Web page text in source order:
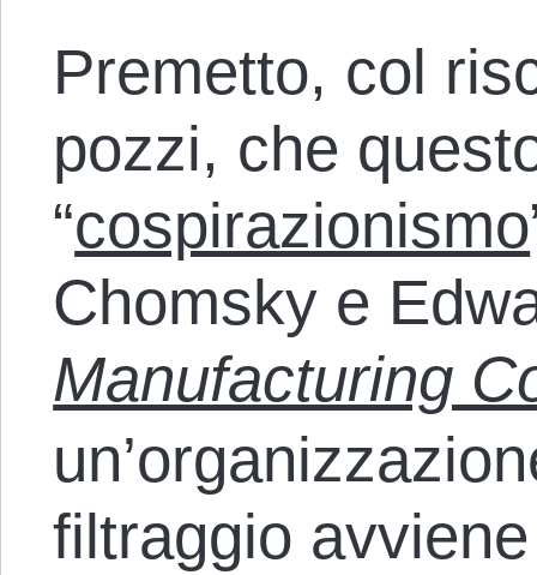
Premetto, col
pozzi, che
“cospirazionismo
Chomsky e
Manufacturing
filtraggio